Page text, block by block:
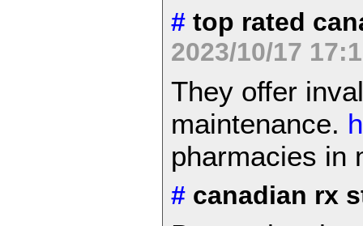
# top rated
2023/10/17
They offer
maintenance.
pharmacies in
# canadian rx